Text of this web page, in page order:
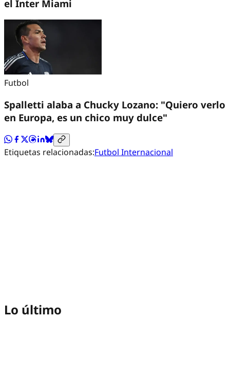
el Inter Miami
Futbol
Spalletti alaba a Chucky Lozano: "Quiero verlo
en Europa, es un chico muy dulce"
Etiquetas relacionadas:Futbol Internacional
Lo último